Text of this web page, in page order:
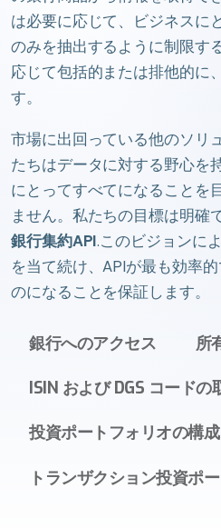
は必要に応じて、ビジネスに
のみを抽出するように制限す
応じて包括的または排他的に
す。
市場に出回っている他のソリ
たちはデータに対する野心を
にとってすべてになることを
ません。私たちの目標は明確
銀行集約API.このビジョンに
を当て続け、APIが最も効率
のになることを保証します。
銀行へのアクセス 所
ISIN および DGS コードの
投資ポートフォリオの構成
トランザクション投資ポ